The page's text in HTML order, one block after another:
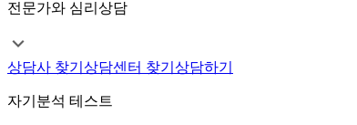
전문가와 심리상담
상담사 찾기 상담센터 찾기 상담하기
자기분석 테스트